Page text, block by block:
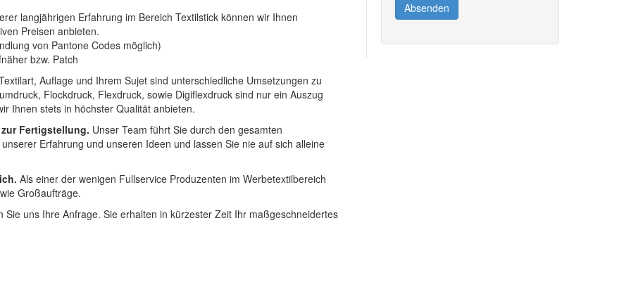
Absenden
langjährigen Erfahrung im Bereich Textilstick können wir Ihnen
Preisen anbieten.
von Pantone Codes möglich)
bzw. Patch
Auflage und Ihrem Sujet sind unterschiedliche Umsetzungen zu
Flockdruck, Flexdruck, sowie Digiflexdruck sind nur ein Auszug
Ihnen stets in höchster Qualität anbieten.
Fertigstellung. Unser Team führt Sie durch den gesamten
Erfahrung und unseren Ideen und lassen Sie nie auf sich alleine
Als einer der wenigen Fullservice Produzenten im Werbetextilbereich
Großaufträge.
uns Ihre Anfrage. Sie erhalten in kürzester Zeit Ihr maßgeschneidertes